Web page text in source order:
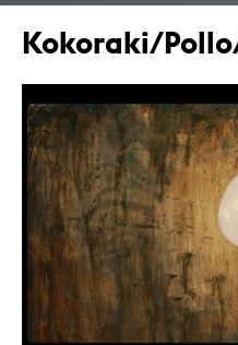
Kokoraki/